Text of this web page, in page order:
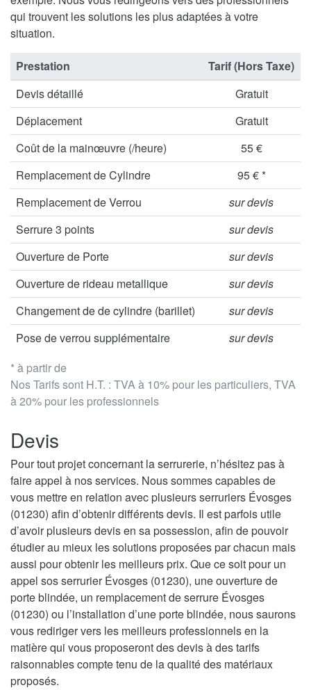
qui trouvent les solutions les plus adaptées à votre
situation.
* à partir de
Nos Tarifs sont H.T. : TVA à 10% pour les particuliers, TVA
à 20% pour les professionnels
Prestation
Tarif (Hors Taxe)
Devis détaillé
Gratuit
Déplacement
Gratuit
Coût de la mainœuvre (/heure)
55 €
Remplacement de Cylindre
95 € *
Remplacement de Verrou
sur devis
Serrure 3 points
sur devis
Ouverture de Porte
sur devis
Ouverture de rideau metallique
sur devis
Changement de de cylindre (barillet)
sur devis
Pose de verrou supplémentaire
sur devis
Devis
Pour tout projet concernant la serrurerie, n’hésitez pas à
faire appel à nos services. Nous sommes capables de
vous mettre en relation avec plusieurs serruriers Évosges
(01230) afin d’obtenir différents devis. Il est parfois utile
d’avoir plusieurs devis en sa possession, afin de pouvoir
étudier au mieux les solutions proposées par chacun mais
aussi pour obtenir les meilleurs prix. Que ce soit pour un
appel sos serrurier Évosges (01230), une ouverture de
porte blindée, un remplacement de serrure Évosges
(01230) ou l’installation d’une porte blindée, nous saurons
vous rediriger vers les meilleurs professionnels en la
matière qui vous proposeront des devis à des tarifs
raisonnables compte tenu de la qualité des matériaux
proposés.